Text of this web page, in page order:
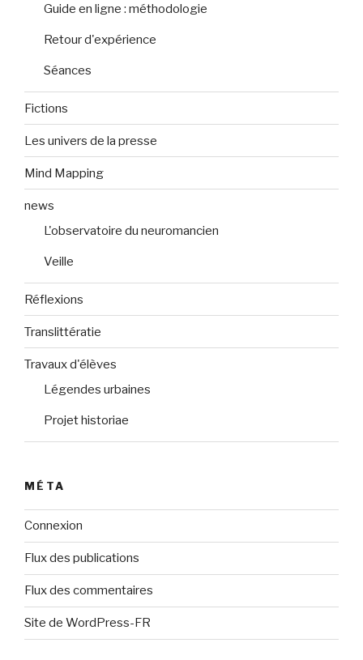
Guide en ligne : méthodologie
Retour d'expérience
Séances
Fictions
Les univers de la presse
Mind Mapping
news
L'observatoire du neuromancien
Veille
Réflexions
Translittératie
Travaux d'élèves
Légendes urbaines
Projet historiae
MÉTA
Connexion
Flux des publications
Flux des commentaires
Site de WordPress-FR